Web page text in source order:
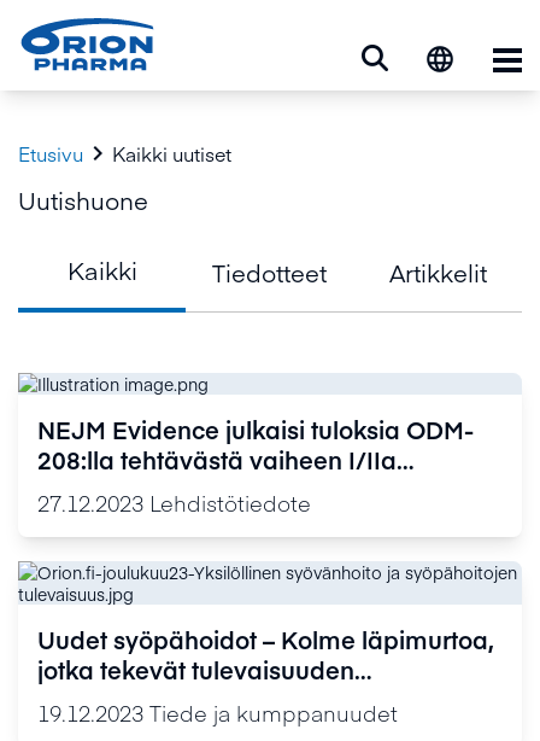
Etusivu  Kaikki uutiset
Uutishuone
Kaikki Tiedotteet Artikkelit
NEJM Evidence julkaisi tuloksia ODM-
208:lla tehtävästä vaiheen I/IIa
CYPIDES-tutkimuksesta
27.12.2023 Lehdistötiedote
Uudet syöpähoidot – Kolme läpimurtoa,
jotka tekevät tulevaisuuden
syöpähoidosta tehokkaampaa
19.12.2023 Tiede ja kumppanuudet